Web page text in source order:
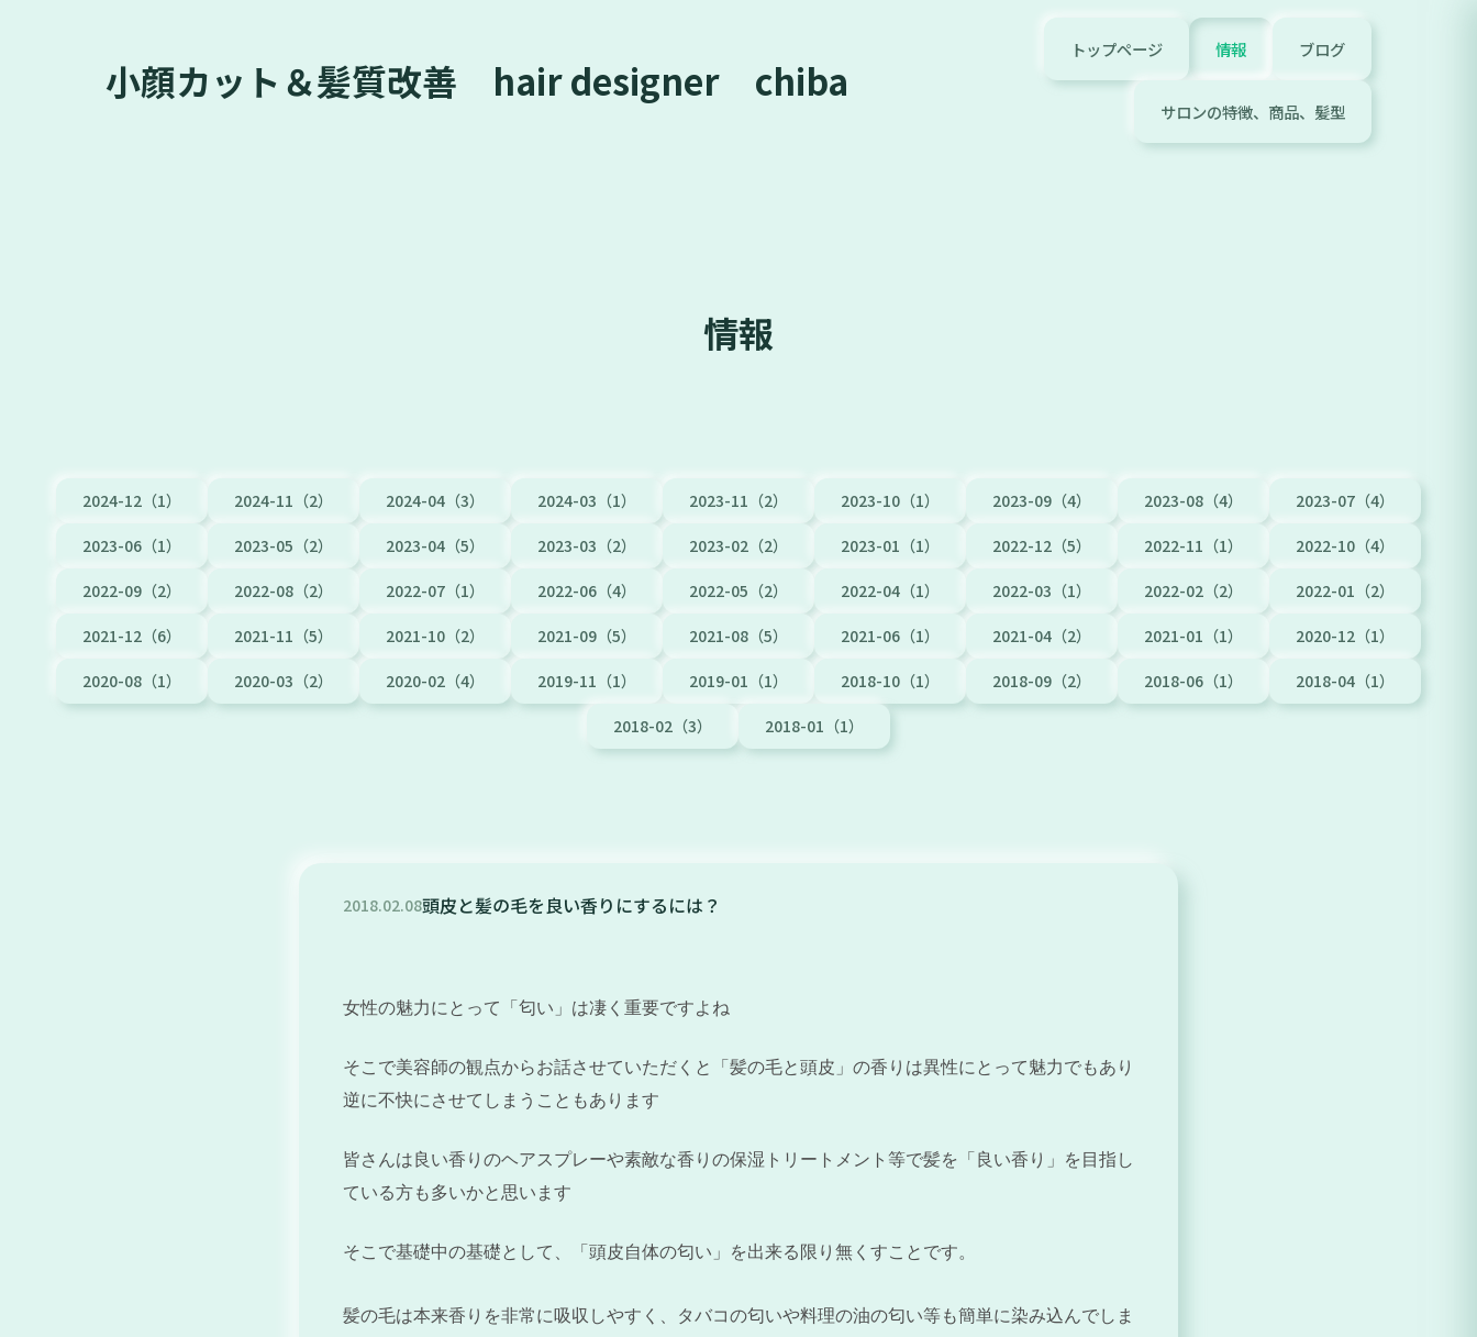
小顔カット＆髪質改善 hair designer chiba
トップページ 情報 ブログ
サロンの特徴、商品、髪型
情報
2024-12（1） 2024-11（2） 2024-04（3） 2024-03（1） 2023-11（2） 2023-10（1） 2023-09（4） 2023-08（4） 2023-07（4）
2023-06（1） 2023-05（2） 2023-04（5） 2023-03（2） 2023-02（2） 2023-01（1） 2022-12（5） 2022-11（1） 2022-10（4）
2022-09（2） 2022-08（2） 2022-07（1） 2022-06（4） 2022-05（2） 2022-04（1） 2022-03（1） 2022-02（2） 2022-01（2）
2021-12（6） 2021-11（5） 2021-10（2） 2021-09（5） 2021-08（5） 2021-06（1） 2021-04（2） 2021-01（1） 2020-12（1）
2020-08（1） 2020-03（2） 2020-02（4） 2019-11（1） 2019-01（1） 2018-10（1） 2018-09（2） 2018-06（1） 2018-04（1）
2018-02（3） 2018-01（1）
2018.02.08頭皮と髪の毛を良い香りにするには？
女性の魅力にとって「匂い」は凄く重要ですよね
そこで美容師の観点からお話させていただくと「髪の毛と頭皮」の香りは異性にとって魅力でもあり
逆に不快にさせてしまうこともあります
皆さんは良い香りのヘアスプレーや素敵な香りの保湿トリートメント等で髪を「良い香り」を目指し
ている方も多いかと思います
そこで基礎中の基礎として、「頭皮自体の匂い」を出来る限り無くすことです。
髪の毛は本来香りを非常に吸収しやすく、タバコの匂いや料理の油の匂い等も簡単に染み込んでしま